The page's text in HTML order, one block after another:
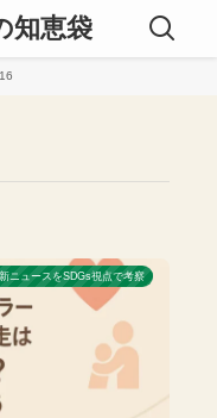
知恵袋
ニュースをSDGs視点で考察